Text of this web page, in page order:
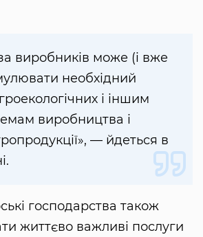
виробників може (і вже
необхідний
і іншим
виробництва і
— йдеться в
господарства також
життєво важливі послуги